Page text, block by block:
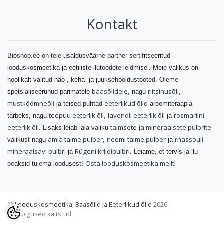
Kontakt
Bioshop.ee on teie usaldusväärne partner sertifitseeritud
looduskosmeetika ja eetiliste ilutoodete leidmisel. Meie valikus on
hoolikalt valitud näo-, keha- ja juuksehooldustooted. Oleme
spetsialiseerunud parimatele baasõlidele , nagu riitsinusõli
mustköömneõli ja teised puhtad eeterlikud õlid aroomiteraapia
tarbeks, nagu teepuu eeterlik õli lavendli eeterlik õli ja rosmariini
eeterlik õli . Lisaks leiab laia valiku taimsete-ja mineraalsete pulbrite
valikust nagu amla taime pulber neemi taime pulber ja rhassouli
mineraalsavi pulbri ja Rügeni kriidipulbri . Leiame, et tervis ja ilu
peaksid tulema loodusest! Osta looduskosmeetika meilt!
©Looduskosmeetika, Baasõlid ja Eeterlikud õlid 2026.
Kõik õigused kaitstud.